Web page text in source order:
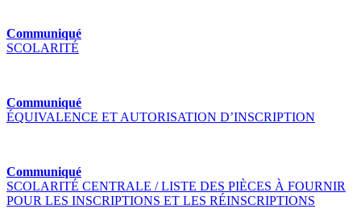
Communiqué
SCOLARITÉ
Communiqué
ÉQUIVALENCE ET AUTORISATION D’INSCRIPTION
Communiqué
SCOLARITÉ CENTRALE / LISTE DES PIÈCES À FOURNIR
POUR LES INSCRIPTIONS ET LES RÉINSCRIPTIONS